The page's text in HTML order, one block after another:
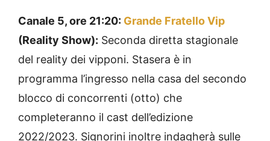
Canale 5, ore 21:20: Grande Fratello Vip
(Reality Show): Seconda diretta stagionale
del reality dei vipponi. Stasera è in
programma l’ingresso nella casa del secondo
blocco di concorrenti (otto) che
completeranno il cast dell’edizione
2022/2023. Signorini inoltre indagherà sulle